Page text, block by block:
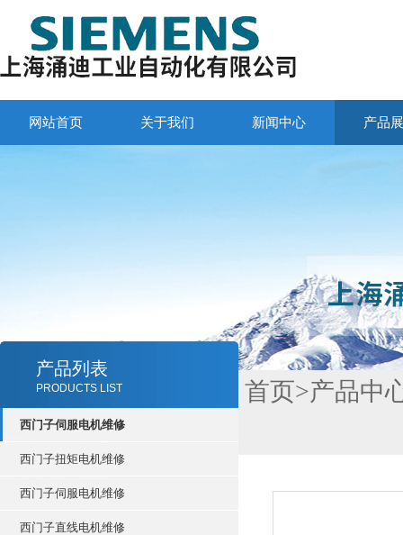
网站首页 关于我们 新闻中心 产品
产品列表
PRODUCTS LIST
西门子伺服电机维修
西门子扭矩电机维修
西门子伺服电机维修
西门子直线电机维修
首页>产品中